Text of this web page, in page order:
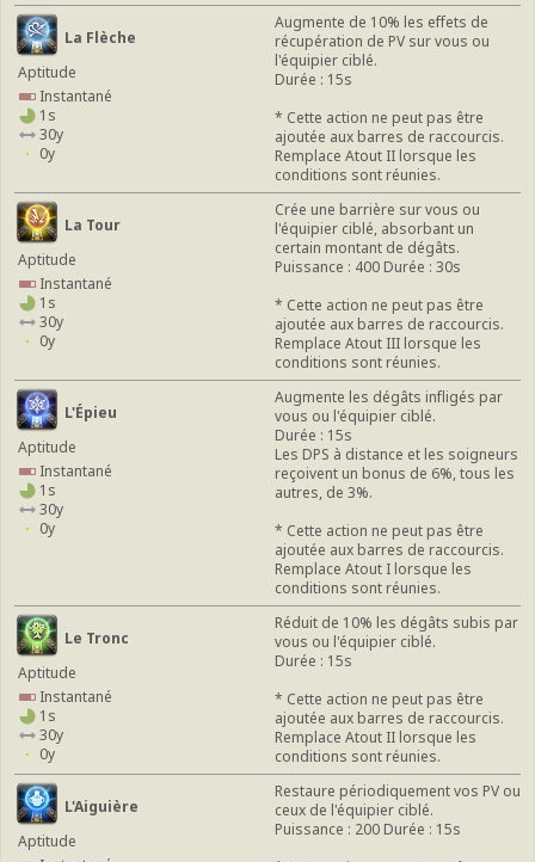
La Flèche
Aptitude
Instantané
1s
30y
0y
Augmente de 10% les effets de
récupération de PV sur vous ou
l'équipier ciblé.
Durée : 15s
* Cette action ne peut pas être
ajoutée aux barres de raccourcis.
Remplace Atout II lorsque les
conditions sont réunies.
La Tour
Aptitude
Instantané
1s
30y
0y
Crée une barrière sur vous ou
l'équipier ciblé, absorbant un
certain montant de dégâts.
Puissance : 400 Durée : 30s
* Cette action ne peut pas être
ajoutée aux barres de raccourcis.
Remplace Atout III lorsque les
conditions sont réunies.
L'Épieu
Aptitude
Instantané
1s
30y
0y
Augmente les dégâts infligés par
vous ou l'équipier ciblé.
Durée : 15s
Les DPS à distance et les soigneurs
reçoivent un bonus de 6%, tous les
autres, de 3%.
* Cette action ne peut pas être
ajoutée aux barres de raccourcis.
Remplace Atout I lorsque les
conditions sont réunies.
Le Tronc
Aptitude
Instantané
1s
30y
0y
Réduit de 10% les dégâts subis par
vous ou l'équipier ciblé.
Durée : 15s
* Cette action ne peut pas être
ajoutée aux barres de raccourcis.
Remplace Atout II lorsque les
conditions sont réunies.
L'Aiguière
Aptitude
Restaure périodiquement vos PV ou
ceux de l'équipier ciblé.
Puissance : 200 Durée : 15s